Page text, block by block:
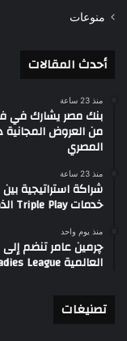
منوعات
أحدث المقالات
منذ 23 ساعة
بنك مصر يشارك في
من العروض المجانية
المصري
منذ 23 ساعة
شراكة استراتيجية
خدمات Triple Play الذكية بمشروع داون تاون بالعلمين الجديدة
منذ يوم واحد
العالمية All Ladies League عن الإعلام الرقمي والتجارة الإلكترونية
تصنيغات